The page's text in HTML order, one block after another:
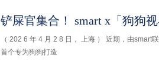
（ 202 6 年 4 月 2 8 日， 上海 ） 近期，由smart
首个专为狗狗打造